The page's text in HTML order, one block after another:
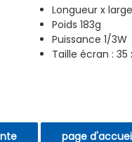
Longueur x
Poids 183g
Puissance 1/3W
Taille écran : 35